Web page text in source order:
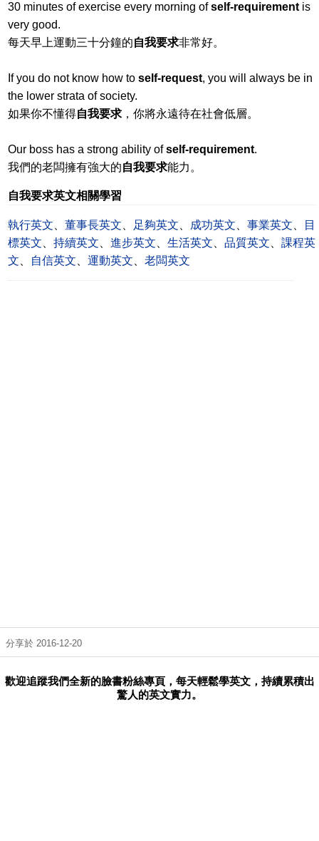
30 minutes of exercise every morning ofself-requirement is
very good.
每天早上運動三十分鐘的自我要求非常好。
If you do not know how to self-request, you will always be in
the lower strata of society.
如果你不懂得自我要求 ，你將永遠待在社會低層。
Our boss has a strong ability ofself-requirement.
我們的老闆擁有強大的自我要求能力。
自我要求英文相關學習
執行英文 董事長英文 足夠英文 成功英文 事業英文
目
標英文
持續英文 進步英文 生活英文 品質英文
課程英
文
自信英文 運動英文 老闆英文
分享於 2016-12-20
歡迎追蹤我們全新的臉書粉絲專頁，每天輕鬆學英文，持續累積出
驚人的英文實力。